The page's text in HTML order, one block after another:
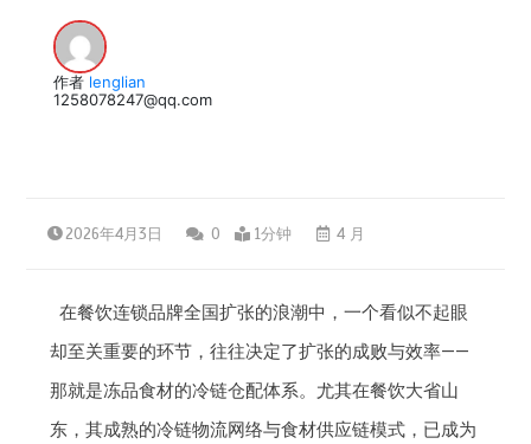
作者 lenglian
1258078247@qq.com
2026年4月3日 0 1分钟 4 月
在餐饮连锁品牌全国扩张的浪潮中，一个看似不起眼
却至关重要的环节，往往决定了扩张的成败与效率——
那就是冻品食材的冷链仓配体系。尤其在餐饮大省山
东，其成熟的冷链物流网络与食材供应链模式，已成为